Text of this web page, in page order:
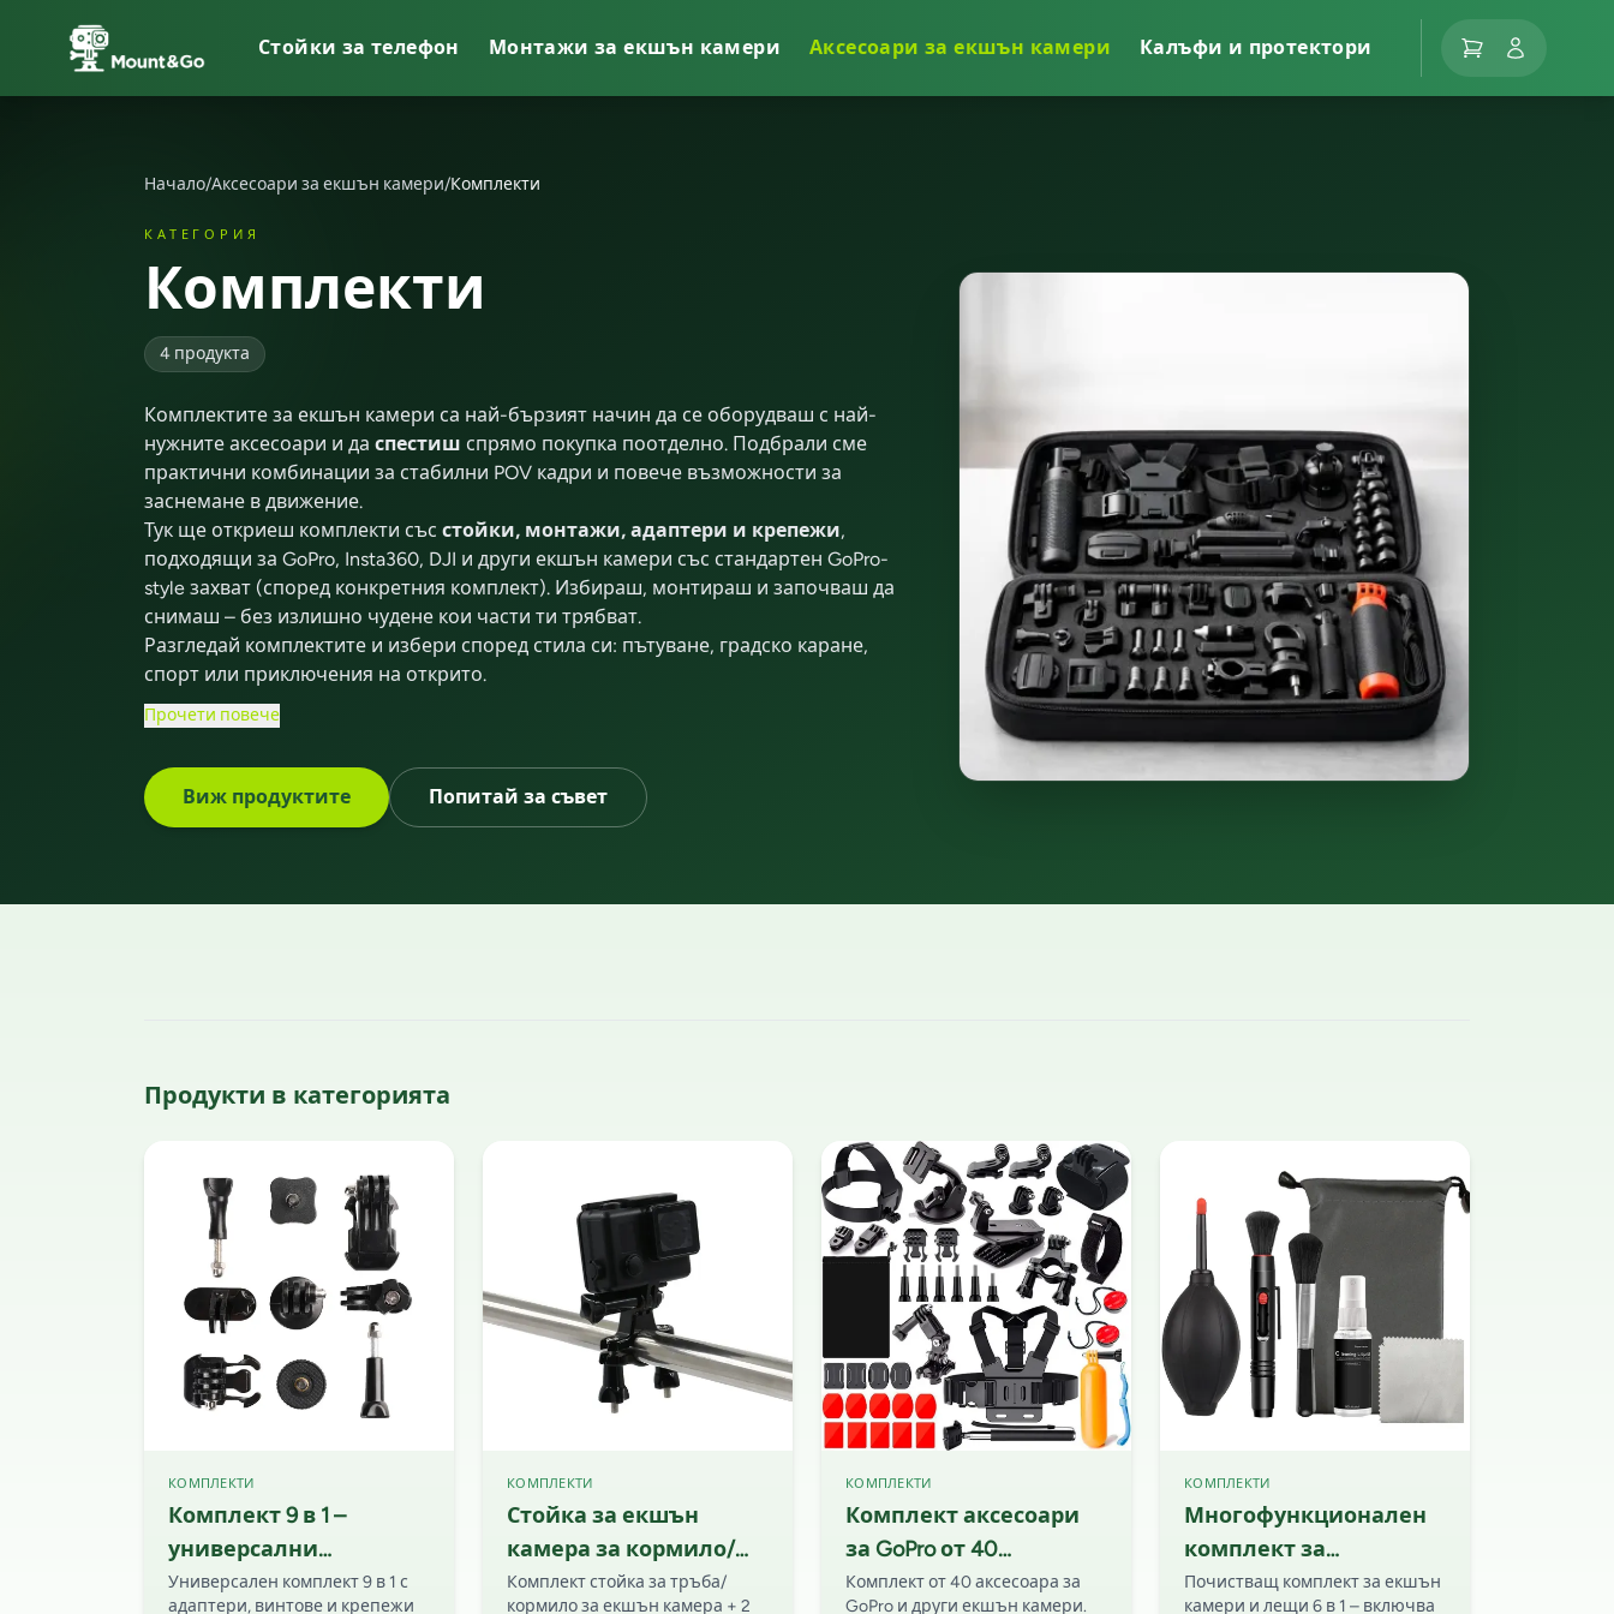
Стойки за телефон Монтажи за екшън камери Аксесоари за екшън камери Калъфи и протектори
Начало/Аксесоари за екшън камери/Комплекти
КАТЕГОРИЯ
Комплекти
4 продукта
Комплектите за екшън камери са най-бързият начин да се оборудваш с най-
нужните аксесоари и да спестиш спрямо покупка поотделно. Подбрали сме
практични комбинации за стабилни POV кадри и повече възможности за
заснемане в движение.
Тук ще откриеш комплекти със стойки, монтажи, адаптери и крепежи,
подходящи за GoPro, Insta360, DJI и други екшън камери със стандартен GoPro-
style захват (според конкретния комплект). Избираш, монтираш и започваш да
снимаш – без излишно чудене кои части ти трябват.
Разгледай комплектите и избери според стила си: пътуване, градско каране,
спорт или приключения на открито.
Прочети повече
Виж продуктите Попитай за съвет
Продукти в категорията
КОМПЛЕКТИ
Комплект 9 в 1 –
универсални
адаптери и крепежи с
Универсален комплект 9 в 1 с
адаптери, винтове и крепежи
КОМПЛЕКТИ
Стойка за екшън
камера за кормило/
тръба + 2 удължителя
Комплект стойка за тръба/
кормило за екшън камера + 2
КОМПЛЕКТИ
Комплект аксесоари
за GoPro от 40
аксесоара, подходящ и
Комплект от 40 аксесоара за
GoPro и други екшън камери.
КОМПЛЕКТИ
Многофункционален
комплект за
почистване 6 в 1 за
Почистващ комплект за екшън
камери и лещи 6 в 1 – включва
Бисквитки и поверителност
Приемам